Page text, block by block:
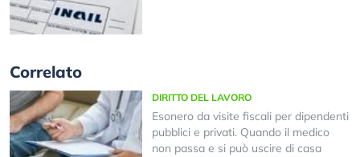
Correlato
DIRITTO DEL LAVORO
Esonero da visite fiscali per dipendenti
pubblici e privati. Quando il medico
non passa e si può uscire di casa